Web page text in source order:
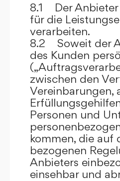
8.1 Der Anbieter
für die
verarbeiten.
8.2 Soweit der
des Kunden
zwischen den
Vereinbarungen,
Personen und
kommen, die auf
bezogenen
Anbieters
einsehbar und